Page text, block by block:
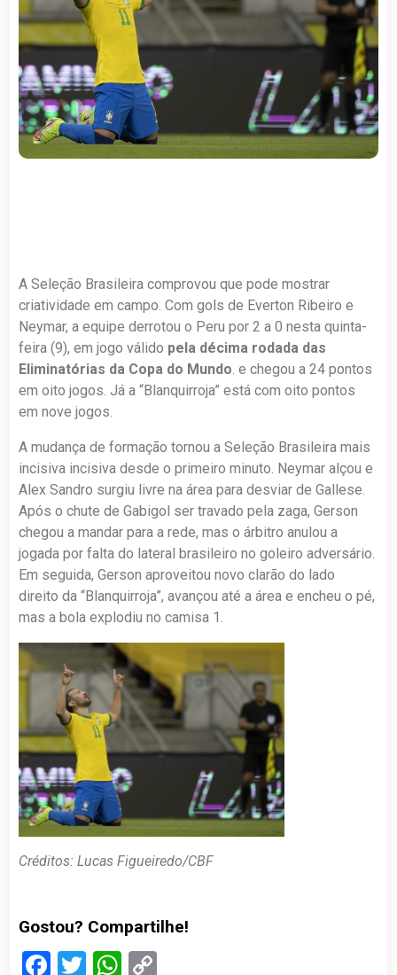
A Seleção Brasileira comprovou que pode mostrar
criatividade em campo. Com gols de Everton Ribeiro e
Neymar, a equipe derrotou o Peru por 2 a 0 nesta quinta-
feira (9), em jogo válido pela décima rodada das
Eliminatórias da Copa do Mundo. e chegou a 24 pontos
em oito jogos. Já a “Blanquirroja” está com oito pontos
em nove jogos.
A mudança de formação tornou a Seleção Brasileira mais
incisiva incisiva desde o primeiro minuto. Neymar alçou e
Alex Sandro surgiu livre na área para desviar de Gallese.
Após o chute de Gabigol ser travado pela zaga, Gerson
chegou a mandar para a rede, mas o árbitro anulou a
jogada por falta do lateral brasileiro no goleiro adversário.
Em seguida, Gerson aproveitou novo clarão do lado
direito da “Blanquirroja”, avançou até a área e encheu o pé,
mas a bola explodiu no camisa 1.
Créditos: Lucas Figueiredo/CBF
Gostou? Compartilhe!
Facebook
TwitterWhatsApp